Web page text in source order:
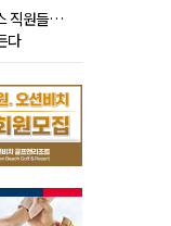
직원들…
다